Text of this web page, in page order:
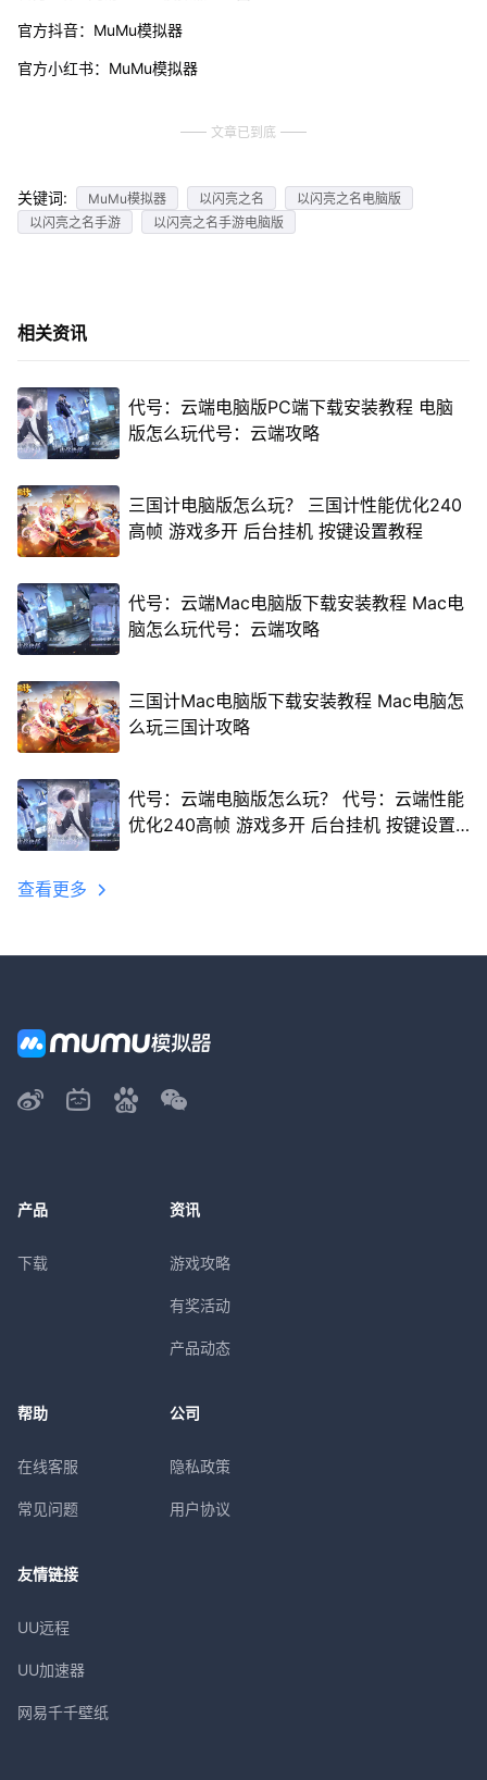
官方抖音：MuMu模拟器
官方小红书：MuMu模拟器
文章已到底
关键词: MuMu模拟器 以闪亮之名
以闪亮之名电脑版
以闪亮之名手游
以闪亮之名手游电脑版
相关资讯
代号：云端电脑版PC端下载安装教程 电脑
版怎么玩代号：云端攻略
三国计电脑版怎么玩？ 三国计性能优化240
高帧 游戏多开 后台挂机 按键设置教程
代号：云端Mac电脑版下载安装教程 Mac电
脑怎么玩代号：云端攻略
三国计Mac电脑版下载安装教程 Mac电脑怎
么玩三国计攻略
代号：云端电脑版怎么玩？ 代号：云端性能
优化240高帧 游戏多开 后台挂机 按键设置
查看更多
产品
下载
资讯
游戏攻略
有奖活动
产品动态
帮助
在线客服
常见问题
公司
隐私政策
用户协议
友情链接
UU远程
UU加速器
网易千千壁纸